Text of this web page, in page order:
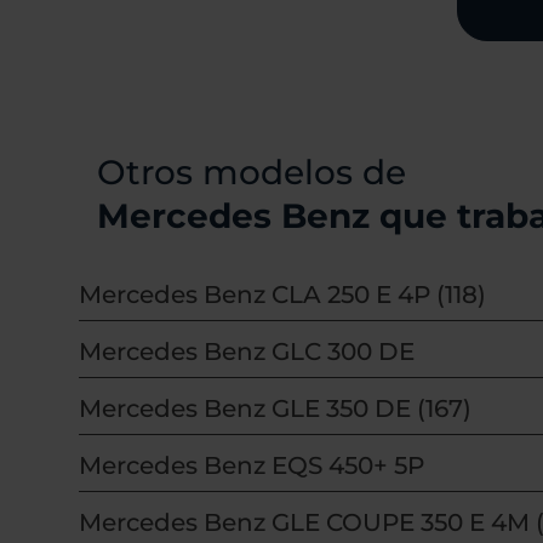
Otros modelos de
Mercedes Benz que
Mercedes Benz CLA 250 E 4P (118)
Mercedes Benz GLC 300 DE
Mercedes Benz GLE 350 DE (167)
Mercedes Benz EQS 450+ 5P
Mercedes Benz GLE COUPE 350 E 4M